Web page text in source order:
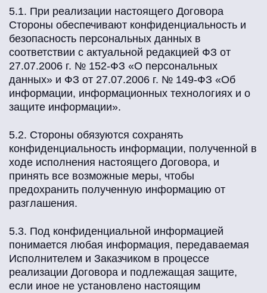
5.1. При реализации настоящего Договора
Стороны обеспечивают конфиденциальность и
безопасность персональных данных в
соответствии с актуальной редакцией ФЗ от
27.07.2006 г. № 152-ФЗ «О персональных
данных» и ФЗ от 27.07.2006 г. № 149-ФЗ «Об
информации, информационных технологиях и о
защите информации».
5.2. Стороны обязуются сохранять
конфиденциальность информации, полученной в
ходе исполнения настоящего Договора, и
принять все возможные меры, чтобы
предохранить полученную информацию от
разглашения.
5.3. Под конфиденциальной информацией
понимается любая информация, передаваемая
Исполнителем и Заказчиком в процессе
реализации Договора и подлежащая защите,
если иное не установлено настоящим